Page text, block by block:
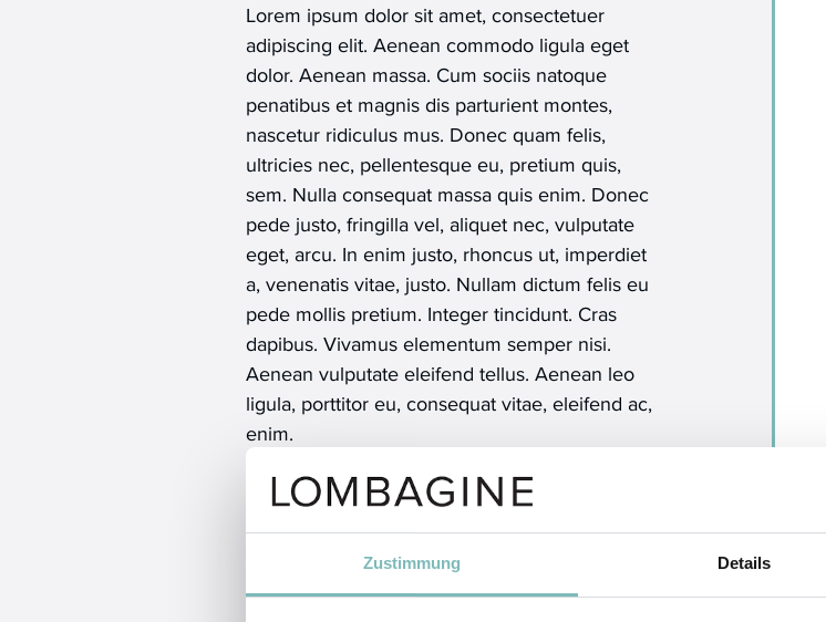
Zustimmung Details
Lorem ipsum dolor sit amet, consectetuer
adipiscing elit. Aenean commodo ligula eget
dolor. Aenean massa. Cum sociis natoque
penatibus et magnis dis parturient montes,
nascetur ridiculus mus. Donec quam felis,
ultricies nec, pellentesque eu, pretium quis,
sem. Nulla consequat massa quis enim. Donec
pede justo, fringilla vel, aliquet nec, vulputate
eget, arcu. In enim justo, rhoncus ut, imperdiet
a, venenatis vitae, justo. Nullam dictum felis eu
pede mollis pretium. Integer tincidunt. Cras
dapibus. Vivamus elementum semper nisi.
Aenean vulputate eleifend tellus. Aenean leo
ligula, porttitor eu, consequat vitae, eleifend ac,
enim.